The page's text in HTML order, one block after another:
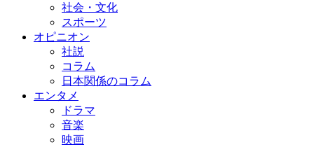
社会・文化
スポーツ
オピニオン
社説
コラム
日本関係のコラム
エンタメ
ドラマ
音楽
映画